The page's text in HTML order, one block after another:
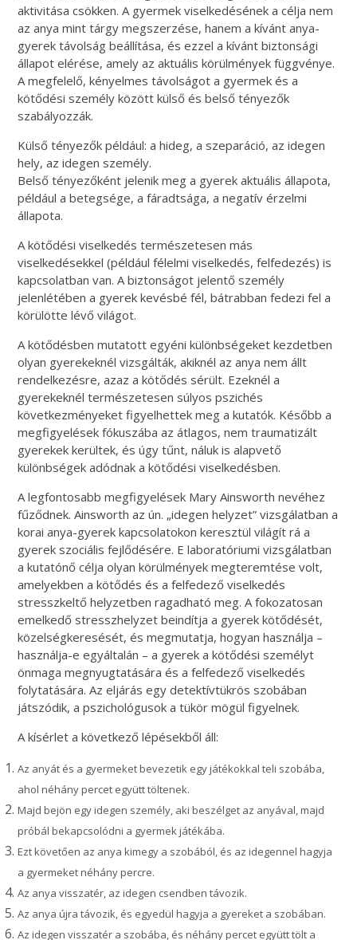
aktivitása csökken. A gyermek viselkedésének a célja nem
az anya mint tárgy megszerzése, hanem a kívánt anya-
gyerek távolság beállítása, és ezzel a kívánt biztonsági
állapot elérése, amely az aktuális körülmények függvénye.
A megfelelő, kényelmes távolságot a gyermek és a
kötődési személy között külső és belső tényezők
szabályozzák.
Külső tényezők például: a hideg, a szeparáció, az idegen
hely, az idegen személy.
Belső tényezőként jelenik meg a gyerek aktuális állapota,
például a betegsége, a fáradtsága, a negatív érzelmi
állapota.
A kötődési viselkedés természetesen más
viselkedésekkel (például félelmi viselkedés, felfedezés) is
kapcsolatban van. A biztonságot jelentő személy
jelenlétében a gyerek kevésbé fél, bátrabban fedezi fel a
körülötte lévő világot.
A kötődésben mutatott egyéni különbségeket kezdetben
olyan gyerekeknél vizsgálták, akiknél az anya nem állt
rendelkezésre, azaz a kötődés sérült. Ezeknél a
gyerekeknél természetesen súlyos pszichés
következményeket figyelhettek meg a kutatók. Később a
megfigyelések fókuszába az átlagos, nem traumatizált
gyerekek kerültek, és úgy tűnt, náluk is alapvető
különbségek adódnak a kötődési viselkedésben.
A legfontosabb megfigyelések Mary Ainsworth nevéhez
fűződnek. Ainsworth az ún. „idegen helyzet” vizsgálatban a
korai anya-gyerek kapcsolatokon keresztül világít rá a
gyerek szociális fejlődésére. E laboratóriumi vizsgálatban
a kutatónő célja olyan körülmények megteremtése volt,
amelyekben a kötődés és a felfedező viselkedés
stresszkeltő helyzetben ragadható meg. A fokozatosan
emelkedő stresszhelyzet beindítja a gyerek kötődését,
közelségkeresését, és megmutatja, hogyan használja –
használja-e egyáltalán – a gyerek a kötődési személyt
önmaga megnyugtatására és a felfedező viselkedés
folytatására. Az eljárás egy detektívtükrös szobában
játszódik, a pszichológusok a tükör mögül figyelnek.
A kísérlet a következő lépésekből áll:
Az anyát és a gyermeket bevezetik egy játékokkal teli szobába,
ahol néhány percet együtt töltenek.
Majd bejön egy idegen személy, aki beszélget az anyával, majd
próbál bekapcsolódni a gyermek játékába.
Ezt követően az anya kimegy a szobából, és az idegennel hagyja
a gyermeket néhány percre.
Az anya visszatér, az idegen csendben távozik.
Az anya újra távozik, és egyedül hagyja a gyereket a szobában.
Az idegen visszatér a szobába, és néhány percet együtt tölt a